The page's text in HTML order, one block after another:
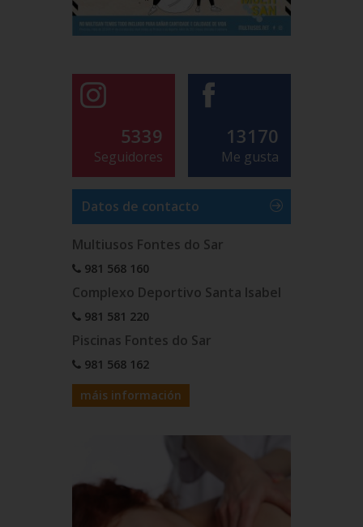
5339
Seguidores
13170
Me gusta
Datos de contacto
Multiusos Fontes do Sar
981 568 160
Complexo Deportivo Santa Isabel
981 581 220
Piscinas Fontes do Sar
981 568 162
máis información